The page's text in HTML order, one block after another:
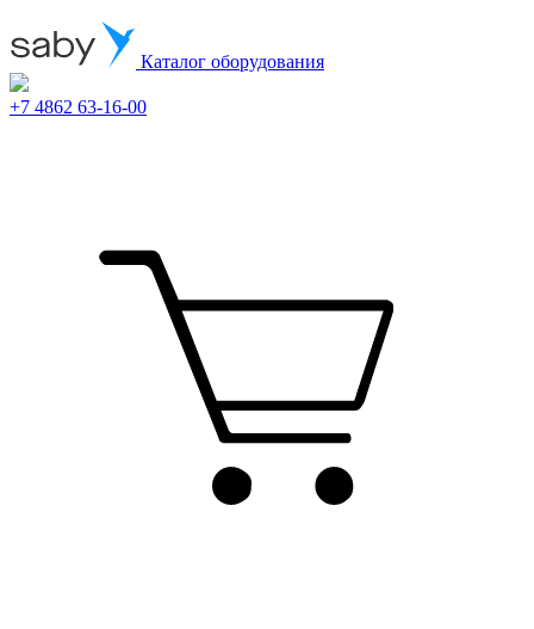
Каталог оборудования
+7 4862 63-16-00